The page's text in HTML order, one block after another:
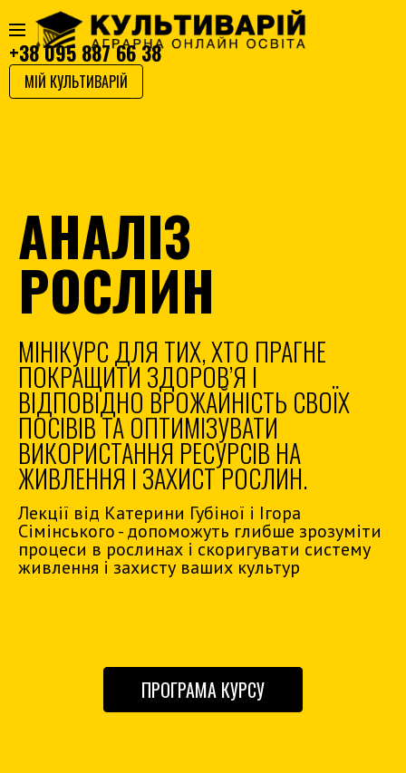
+38 095 887 66 38
МІЙ КУЛЬТИВАРІЙ
АНАЛІЗ
РОСЛИН
МІНІКУРС ДЛЯ ТИХ, ХТО ПРАГНЕ
ПОКРАЩИТИ ЗДОРОВ’Я І
ВІДПОВІДНО ВРОЖАЙНІСТЬ СВОЇХ
ПОСІВІВ ТА ОПТИМІЗУВАТИ
ВИКОРИСТАННЯ РЕСУРСІВ НА
ЖИВЛЕННЯ І ЗАХИСТ РОСЛИН.
Лекції від Катерини Губіної і Ігора
Сімінського - допоможуть глибше зрозуміти
процеси в рослинах і скоригувати систему
живлення і захисту ваших культур
ПРОГРАМА КУРСУ